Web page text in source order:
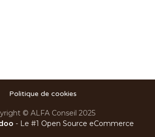
Politique de cookies
© ALFA Conseil 2025
- Le #1 Open Source eCommerce